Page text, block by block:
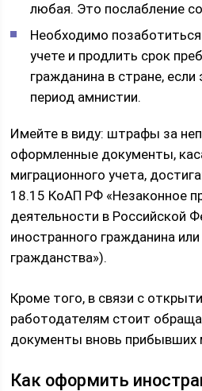
любая. Это послабление
Необходимо
учете и продлить срок
гражданина в стране, если
период амнистии.
Имейте в виду: штрафы за
оформленные документы,
миграционного учета,
18.15 КоАП РФ «Незаконное
деятельности в Российской
иностранного гражданина
гражданства»).
Кроме того, в связи с
работодателям стоит
документы вновь прибывших
Как оформить